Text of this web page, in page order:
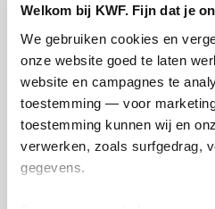
Welkom bij KWF. Fijn dat je
We gebruiken cookies en
onze website goed te laten
website en campagnes te
toestemming — voor
toestemming kunnen wij en
verwerken, zoals surfgedrag,
gegevens.
Doneer
Justin's